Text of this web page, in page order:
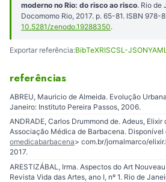
moderno no Rio: do risco ao risco. Rio de
Docomomo Rio, 2017. p. 65-81. ISBN
10.5281/zenodo.19288350.
Exportar referência:BibTeXRISCSL-JSON
referências
ABREU, Mauricio de Almeida. Evolução
Janeiro: Instituto Pereira Passos, 2006.
ANDRADE, Carlos Drummond de. Adeus,
Associação Médica de Barbacena. Disponível
omedicabarbacena> com.br/jornalmarco/
2017.
ARESTIZÁBAL, Irma. Aspectos do Art
Revista Vida das Artes, ano I, nº 1. Rio de